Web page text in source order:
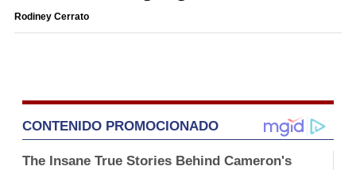
Rodiney Cerrato
CONTENIDO PROMOCIONADO
The Insane True Stories Behind Cameron's